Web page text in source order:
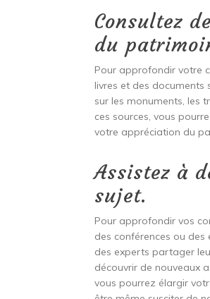
Consultez
du
Pour approfondir votre
livres et des documents
sur les monuments, les
ces sources, vous
votre appréciation du
Assistez à
sujet.
Pour approfondir vos
des conférences ou des
des experts partager
découvrir de nouveaux
vous pourrez élargir